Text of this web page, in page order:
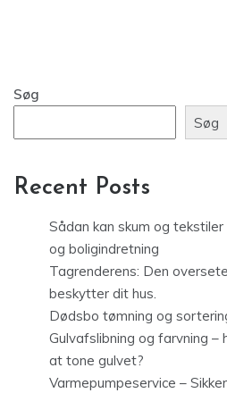
Søg
Søg
Recent Posts
Sådan kan skum og
og boligindretning
Tagrenderens: Den
beskytter dit hus.
Dødsbo tømning og
Gulvafslibning og farvning –
at tone gulvet?
Varmepumpeservice –